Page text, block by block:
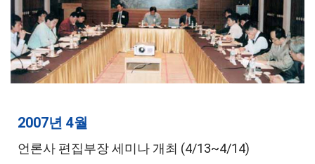
2007년 4월
언론사 편집부장 세미나 개최 (4/13~4/14)